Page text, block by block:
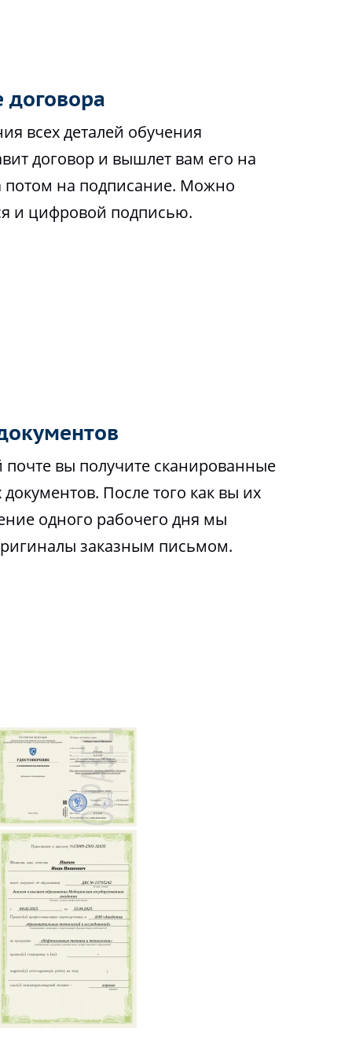
договора
всех деталей обучения
договор и вышлет вам его на
потом на подписание. Можно
и цифровой подписью.
почте вы получите сканированные
После того как вы их
одного рабочего дня мы
заказным письмом.